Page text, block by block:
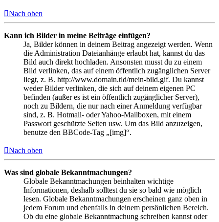
Nach oben
Kann ich Bilder in meine Beiträge einfügen?
Ja, Bilder können in deinem Beitrag angezeigt werden. Wenn
die Administration Dateianhänge erlaubt hat, kannst du das
Bild auch direkt hochladen. Ansonsten musst du zu einem
Bild verlinken, das auf einem öffentlich zugänglichen Server
liegt, z. B. http://www.domain.tld/mein-bild.gif. Du kannst
weder Bilder verlinken, die sich auf deinem eigenen PC
befinden (außer es ist ein öffentlich zugänglicher Server),
noch zu Bildern, die nur nach einer Anmeldung verfügbar
sind, z. B. Hotmail- oder Yahoo-Mailboxen, mit einem
Passwort geschützte Seiten usw. Um das Bild anzuzeigen,
benutze den BBCode-Tag „[img]“.
Nach oben
Was sind globale Bekanntmachungen?
Globale Bekanntmachungen beinhalten wichtige
Informationen, deshalb solltest du sie so bald wie möglich
lesen. Globale Bekanntmachungen erscheinen ganz oben in
jedem Forum und ebenfalls in deinem persönlichen Bereich.
Ob du eine globale Bekanntmachung schreiben kannst oder